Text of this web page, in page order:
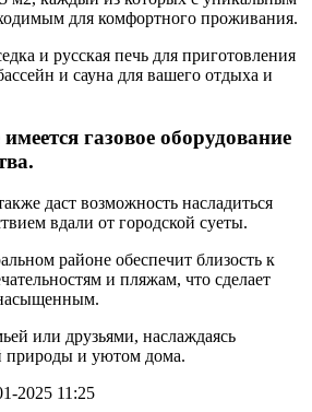
для комфортного проживания.
и русская печь для приготовления
и сауна для вашего отдыха и
газовое оборудование
даст возможность насладиться
вдали от городской суеты.
районе обеспечит близость к
и пляжам, что сделает
или друзьями, наслаждаясь
природы и уютом дома.
2025 11:25